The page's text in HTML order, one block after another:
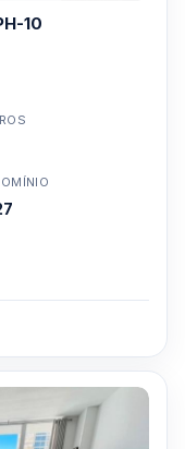
10